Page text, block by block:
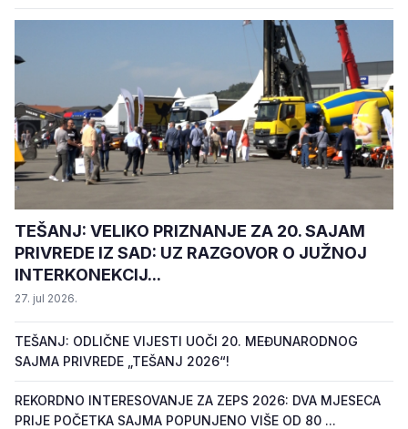
TEŠANJ: VELIKO PRIZNANJE ZA 20. SAJAM
PRIVREDE IZ SAD: UZ RAZGOVOR O JUŽNOJ
INTERKONEKCIJ...
27. jul 2026.
TEŠANJ: ODLIČNE VIJESTI UOČI 20. MEĐUNARODNOG
SAJMA PRIVREDE „TEŠANJ 2026“!
REKORDNO INTERESOVANJE ZA ZEPS 2026: DVA MJESECA
PRIJE POČETKA SAJMA POPUNJENO VIŠE OD 80 ...